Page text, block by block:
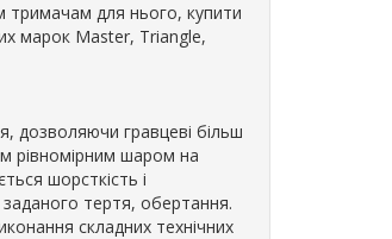
тримачам для нього, купити
марок Master, Triangle,
дозволяючи гравцеві більш
рівномірним шаром на
шорсткість і
тертя, обертання.
складних технічних